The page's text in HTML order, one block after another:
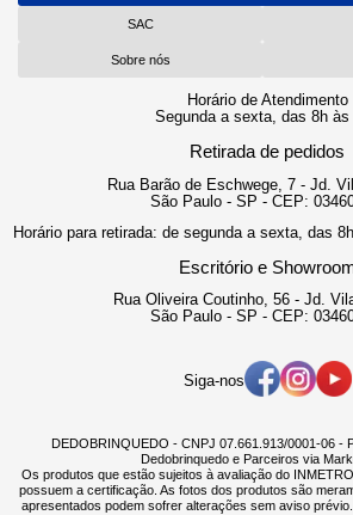
SAC
Sobre nós
Horário de Atendimento
Segunda a sexta, das 8h às
Retirada de pedidos
Rua Barão de Eschwege, 7 - Jd.
São Paulo - SP - CEP:
Horário para retirada: de segunda a sexta, das
Escritório e
Rua Oliveira Coutinho, 56 - Jd.
São Paulo - SP - CEP:
Siga-nos
DEDOBRINQUEDO - CNPJ 07.661.913/0001-06 -
Dedobrinquedo e Parceiros via
Os produtos que estão sujeitos à avaliação do
possuem a certificação. As fotos dos produtos são
apresentados podem sofrer alterações sem aviso